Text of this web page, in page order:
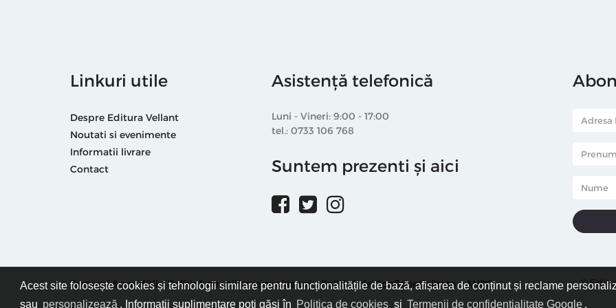
Acest site folosește cookies și tehnologii similare pentru funcționalitățile de bază, afișarea de conținut și reclame
sau personalizează . Informații suplimentare poți găsi în Politica de cookies și Termenii de confidențialitate Google .
Linkuri utile
Despre Editura Vellant
Noutati si evenimente
Informatii livrare
Contact
Asistență telefonică
Luni - Vineri: 9:00 - 17:00
tel.: 0733 106 768
Suntem prezenti și aici
Termeni & condiții Politică de utilizare cookie-uri Politică de Confidențialitate ANPC ©